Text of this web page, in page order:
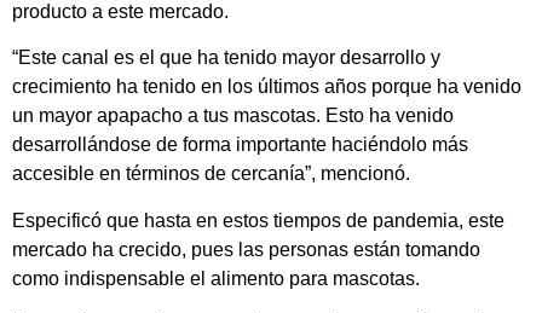
producto a este mercado.
“Este canal es el que ha tenido mayor desarrollo y
crecimiento ha tenido en los últimos años porque ha venido
un mayor apapacho a tus mascotas. Esto ha venido
desarrollándose de forma importante haciéndolo más
accesible en términos de cercanía”, mencionó.
Especificó que hasta en estos tiempos de pandemia, este
mercado ha crecido, pues las personas están tomando
como indispensable el alimento para mascotas.